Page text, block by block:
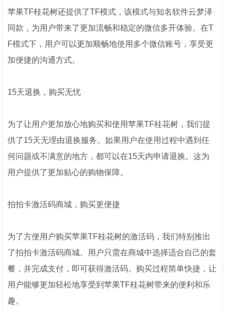
苹果TF桂花树还提供了TF模式，该模式与知名软件云梦泽
同款，为用户带来了更加流畅和稳定的微信多开体验。在T
F模式下，用户可以更加顺畅地使用多个微信账号，享受更
加便捷的沟通方式。
15天退换，购买无忧
为了让用户更加放心地购买和使用苹果TF桂花树，我们提
供了15天无理由退换服务。如果用户在使用过程中遇到任
何问题或不满意的地方，都可以在15天内申请退换。这为
用户提供了更加贴心的购物保障。
拍拍卡激活码商城，购买更便捷
为了方便用户购买苹果TF桂花树的激活码，我们特别推出
了拍拍卡激活码商城。用户只需在商城中选择适合自己的套
餐，并完成支付，即可获得激活码。购买过程简单快捷，让
用户能够更加轻松地享受到苹果TF桂花树带来的便利和乐
趣。